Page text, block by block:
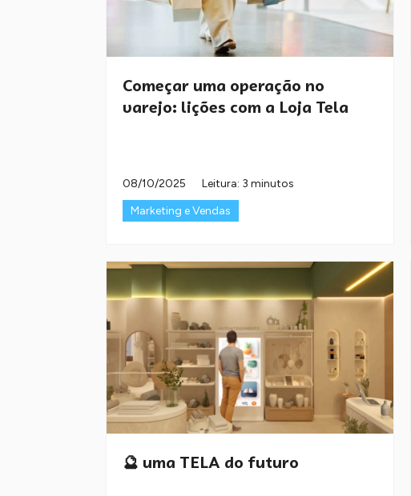
Começar uma operação no
varejo: lições com a Loja Tela
08/10/2025
Leitura: 3 minutos
Marketing e Vendas
🔮 uma TELA do futuro